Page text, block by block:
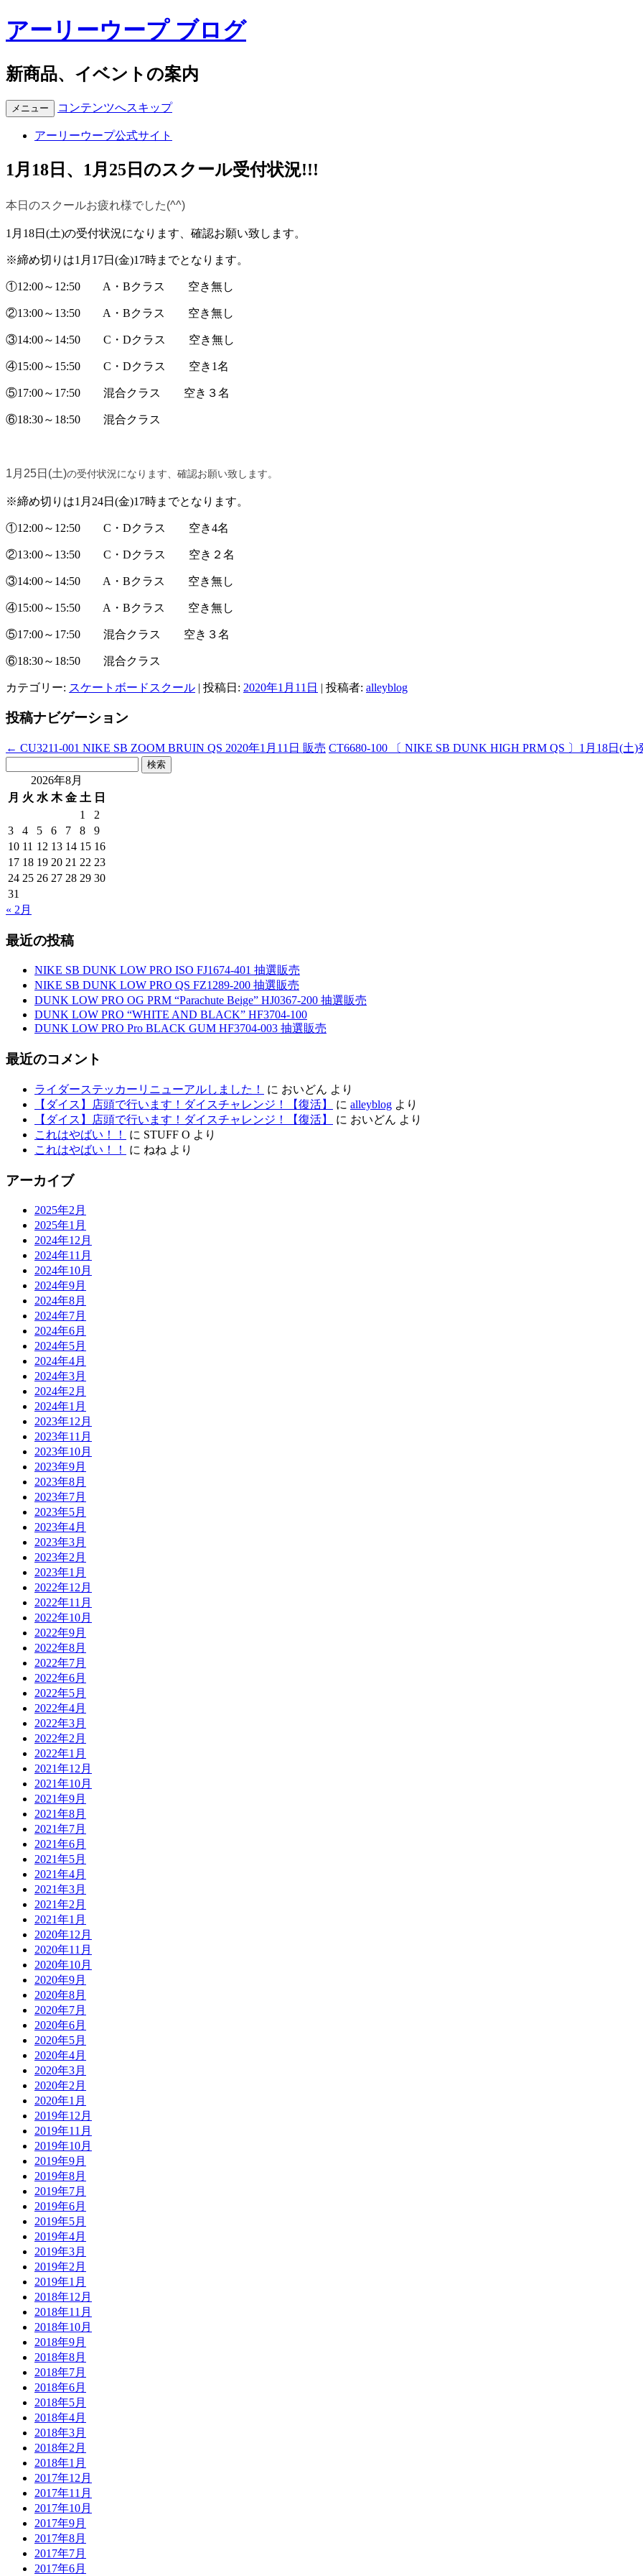
アーリーウープ ブログ
新商品、イベントの案内
メニュー コンテンツへスキップ
アーリーウープ公式サイト
1月18日、1月25日のスクール受付状況!!!
本日のスクールお疲れ様でした(^^)
1月18日(土)の受付状況になります、確認お願い致します。
※締め切りは1月17日(金)17時までとなります。
①12:00～12:50 A・Bクラス 空き無し
②13:00～13:50 A・Bクラス 空き無し
③14:00～14:50 C・Dクラス 空き無し
④15:00～15:50 C・Dクラス 空き1名
⑤17:00～17:50 混合クラス 空き３名
⑥18:30～18:50 混合クラス
1月25日(土)の受付状況になります、確認お願い致します。
※締め切りは1月24日(金)17時までとなります。
①12:00～12:50 C・Dクラス 空き4名
②13:00～13:50 C・Dクラス 空き２名
③14:00～14:50 A・Bクラス 空き無し
④15:00～15:50 A・Bクラス 空き無し
⑤17:00～17:50 混合クラス 空き３名
⑥18:30～18:50 混合クラス
カテゴリー: スケートボードスクール | 投稿日: 2020年1月11日 | 投稿者: alleyblog
投稿ナビゲーション
← CU3211-001 NIKE SB ZOOM BRUIN QS 2020年1月11日 販売 CT6680-100 〔 NIKE SB DUNK HIGH PRM QS 〕1月18日(土)
2026年8月
月 火 水 木 金 土 日
1
2
3
4 5 6 7 8
9
10 11 12 13 14 15 16
17 18 19 20 21 22 23
24 25 26 27 28 29 30
31
« 2月
最近の投稿
NIKE SB DUNK LOW PRO ISO FJ1674-401 抽選販売
NIKE SB DUNK LOW PRO QS FZ1289-200 抽選販売
DUNK LOW PRO OG PRM “Parachute Beige” HJ0367-200 抽選販売
DUNK LOW PRO “WHITE AND BLACK” HF3704-100
DUNK LOW PRO Pro BLACK GUM HF3704-003 抽選販売
最近のコメント
ライダーステッカーリニューアルしました！ に おいどん より
【ダイス】店頭で行います！ダイスチャレンジ！【復活】
に alleyblog より
【ダイス】店頭で行います！ダイスチャレンジ！【復活】
に おいどん より
これはやばい！！
に STUFF O より
これはやばい！！
に ねね より
アーカイブ
2025年2月
2025年1月
2024年12月
2024年11月
2024年10月
2024年9月
2024年8月
2024年7月
2024年6月
2024年5月
2024年4月
2024年3月
2024年2月
2024年1月
2023年12月
2023年11月
2023年10月
2023年9月
2023年8月
2023年7月
2023年5月
2023年4月
2023年3月
2023年2月
2023年1月
2022年12月
2022年11月
2022年10月
2022年9月
2022年8月
2022年7月
2022年6月
2022年5月
2022年4月
2022年3月
2022年2月
2022年1月
2021年12月
2021年10月
2021年9月
2021年8月
2021年7月
2021年6月
2021年5月
2021年4月
2021年3月
2021年2月
2021年1月
2020年12月
2020年11月
2020年10月
2020年9月
2020年8月
2020年7月
2020年6月
2020年5月
2020年4月
2020年3月
2020年2月
2020年1月
2019年12月
2019年11月
2019年10月
2019年9月
2019年8月
2019年7月
2019年6月
2019年5月
2019年4月
2019年3月
2019年2月
2019年1月
2018年12月
2018年11月
2018年10月
2018年9月
2018年8月
2018年7月
2018年6月
2018年5月
2018年4月
2018年3月
2018年2月
2018年1月
2017年12月
2017年11月
2017年10月
2017年9月
2017年8月
2017年7月
2017年6月